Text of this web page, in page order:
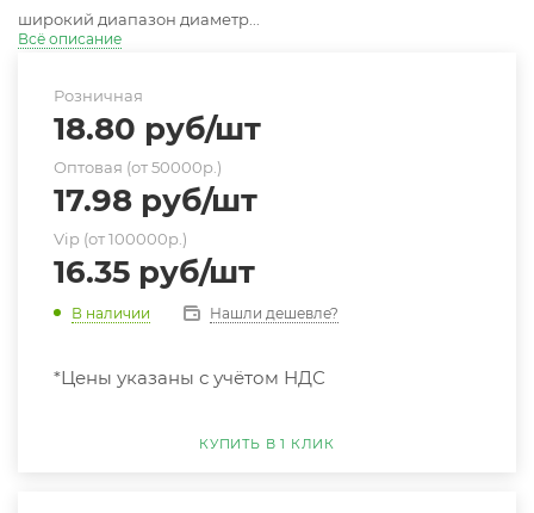
широкий диапазон диаметр...
Всё описание
Розничная
18.80 руб/шт
Оптовая (от 50000р.)
17.98 руб/шт
Vip (от 100000р.)
16.35 руб/шт
В наличии Нашли дешевле?
*Цены указаны с учётом НДС
КУПИТЬ В 1 КЛИК